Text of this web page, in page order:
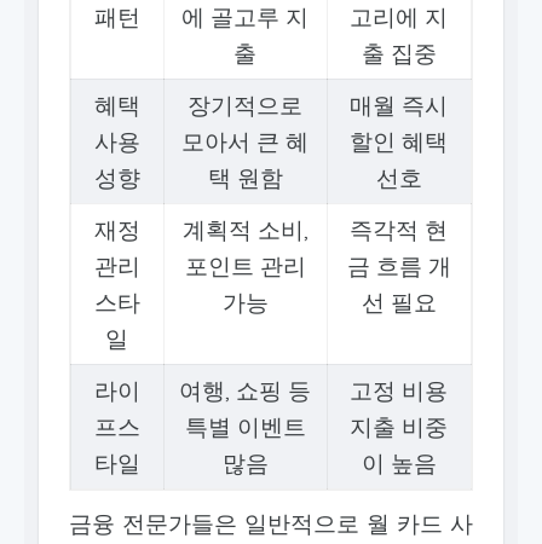
패턴
에 골고루 지
출
고리에 지
출 집중
혜택
사용
성향
장기적으로
모아서 큰 혜
택 원함
매월 즉시
할인 혜택
선호
재정
관리
스타
일
계획적 소비,
포인트 관리
가능
즉각적 현
금 흐름 개
선 필요
라이
프스
타일
여행, 쇼핑 등
특별 이벤트
많음
고정 비용
지출 비중
이 높음
금융 전문가들은 일반적으로 월 카드 사